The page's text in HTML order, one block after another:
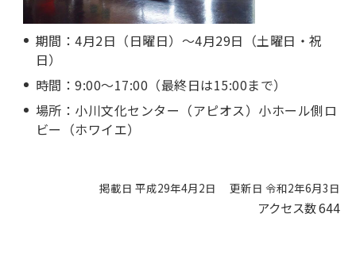
期間：4月2日（日曜日）～4月29日（土曜日・祝
日）
時間：9:00～17:00（最終日は15:00まで）
場所：小川文化センター（アピオス）小ホール側ロ
ビー（ホワイエ）
掲載日 平成29年4月2日 更新日 令和2年6月3日
アクセス数644